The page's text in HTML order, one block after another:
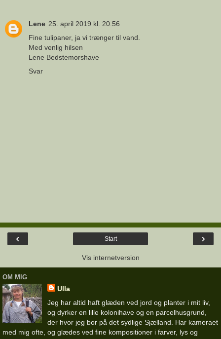
Lene 25. april 2019 kl. 20.56
Fine tulipaner, ja vi trænger til vand.
Med venlig hilsen
Lene Bedstemorshave
Svar
‹ ›
Start
Vis internetversion
OM MIG
Ulla
Jeg har altid haft glæden ved jord og planter i mit liv,
og dyrker en lille kolonihave og en parcelhusgrund,
der hvor jeg bor på det sydlige Sjælland. Har kameraet
med mig ofte, og glædes ved fine kompositioner i farver, lys og